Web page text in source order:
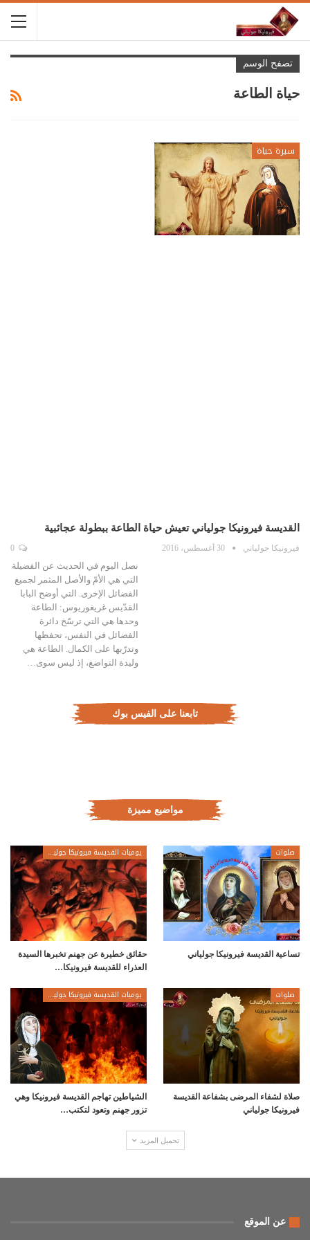
تصفح الوسم
حياة الطاعة
سيرة حياة
القديسة فيرونيكا جولياني تعيش حياة الطاعة ببطولة عجائبية
فيرونيكا جولياني 30 أغسطس، 2016
نصل اليوم في الحديث عن الفضيلة
التي هي الأمّ والأصل المثمر لجميع
الفضائل الإخرى. التي أوضح البابا
القدّيس غريغوريوس: الطاعة
وحدها هي التي ترسّخ دائرة
الفضائل في النفس، تحفظها
وتدرّبها على الكمال. الطاعة هي
وليدة التواضع، إذ ليس سوى…
تابعنا على الفيس بوك
مواضيع مميزة
صلوات
تساعية القديسة فيرونيكا جولياني
يوميات القديسة فيرونيكا جولياني
حقائق خطيرة عن جهنم تخبرها السيدة
العذراء للقديسة فيرونيكا…
صلوات
صلاة لشفاء المرضى بشفاعة القديسة
فيرونيكا جولياني
يوميات القديسة فيرونيكا جولياني
الشياطين تهاجم القديسة فيرونيكا وهي
تزور جهنم وتعود لتكتب…
تحميل المزيد
عن الموقع